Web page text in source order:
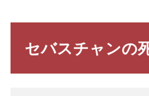
セバスチャンの